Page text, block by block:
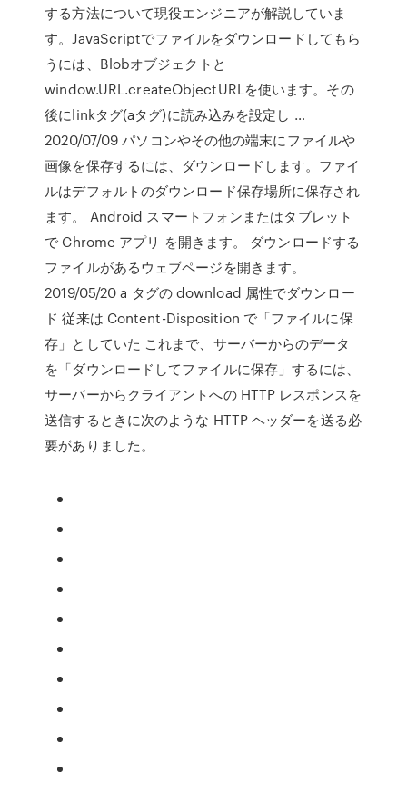
する方法について現役エンジニアが解説していま
す。JavaScriptでファイルをダウンロードしてもら
うには、Blobオブジェクトと
window.URL.createObjectURLを使います。その
後にlinkタグ(aタグ)に読み込みを設定し …
2020/07/09 パソコンやその他の端末にファイルや
画像を保存するには、ダウンロードします。ファイ
ルはデフォルトのダウンロード保存場所に保存され
ます。 Android スマートフォンまたはタブレット
で Chrome アプリ を開きます。 ダウンロードする
ファイルがあるウェブページを開きます。
2019/05/20 a タグの download 属性でダウンロー
ド 従来は Content-Disposition で「ファイルに保
存」としていた これまで、サーバーからのデータ
を「ダウンロードしてファイルに保存」するには、
サーバーからクライアントへの HTTP レスポンスを
送信するときに次のような HTTP ヘッダーを送る必
要がありました。